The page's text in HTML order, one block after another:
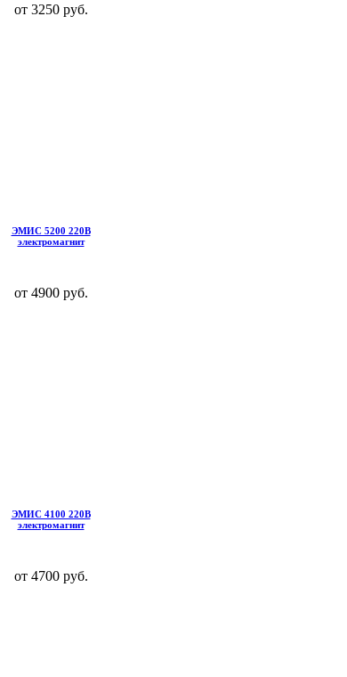
от 3250 руб.
ЭМИС 5200 220В
электромагнит
от 4900 руб.
ЭМИС 4100 220В
электромагнит
от 4700 руб.